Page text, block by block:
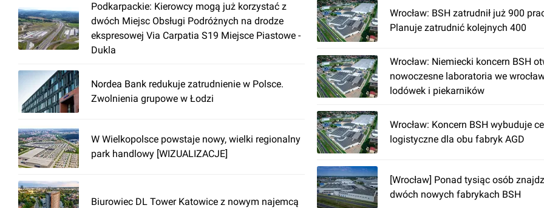
Podkarpackie: Kierowcy mogą już korzystać z
dwóch Miejsc Obsługi Podróżnych na drodze
ekspresowej Via Carpatia S19 Miejsce Piastowe -
Dukla
Nordea Bank redukuje zatrudnienie w Polsce.
Zwolnienia grupowe w Łodzi
W Wielkopolsce powstaje nowy, wielki regionalny
park handlowy [WIZUALIZACJE]
Biurowiec DL Tower Katowice z nowym najemcą
Wrocław: BSH zatrudnił już 900
Planuje zatrudnić kolejnych 400
Wrocław: Niemiecki koncern BSH
nowoczesne laboratoria we
lodówek i piekarników
Wrocław: Koncern BSH wybuduje
logistyczne dla obu fabryk AGD
[Wrocław] Ponad tysiąc osób
dwóch nowych fabrykach BSH